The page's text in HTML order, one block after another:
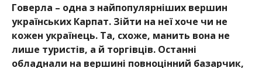
Говерла – одна з найпопулярніших вершин
українських Карпат. Зійти на неї хоче чи не
кожен українець. Та, схоже, манить вона не
лише туристів, а й торгівців. Останні
обладнали на вершині повноцінний базарчик,